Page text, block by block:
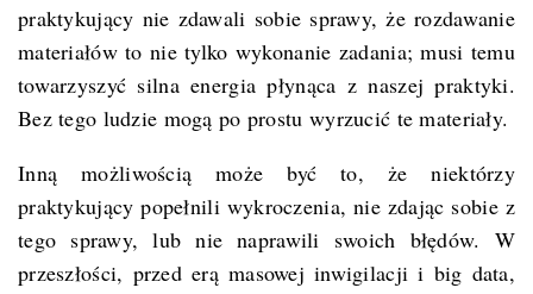
praktykujący nie zdawali sobie sprawy, że rozdawanie
materiałów to nie tylko wykonanie zadania; musi temu
towarzyszyć silna energia płynąca z naszej praktyki.
Bez tego ludzie mogą po prostu wyrzucić te materiały.
Inną możliwością może być to, że niektórzy
praktykujący popełnili wykroczenia, nie zdając sobie z
tego sprawy, lub nie naprawili swoich błędów. W
przeszłości, przed erą masowej inwigilacji i big data,